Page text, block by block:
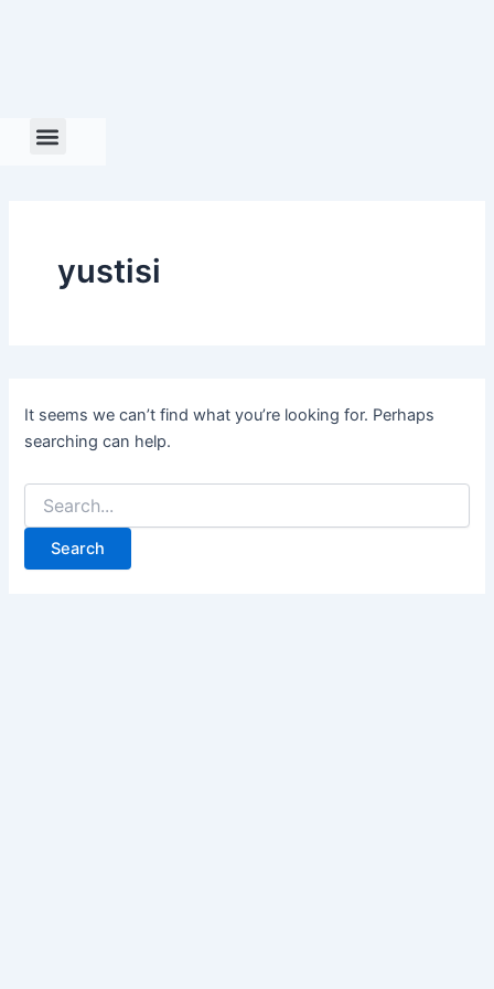
yustisi
It seems we can’t find what you’re looking for. Perhaps
searching can help.